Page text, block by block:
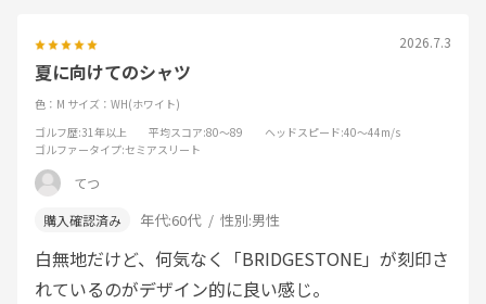
2026.7.3
夏に向けてのシャツ
色：M サイズ：WH(ホワイト)
ゴルフ歴:31年以上 平均スコア:80～89 ヘッドスピード:40～44m/s
ゴルファータイプ:セミアスリート
てつ
年代:60代 性別:男性
白無地だけど、何気なく「BRIDGESTONE」が刻印さ
れているのがデザイン的に良い感じ。